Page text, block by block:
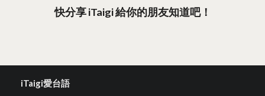
快分享 iTaigi 給你的朋友知道吧！
iTaigi愛台語